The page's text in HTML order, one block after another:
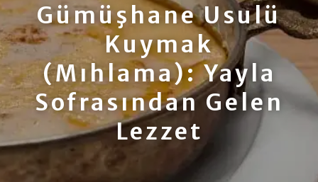
Gümüşhane Usulü
Kuymak
(Mıhlama): Yayla
Sofrasından Gelen
Lezzet